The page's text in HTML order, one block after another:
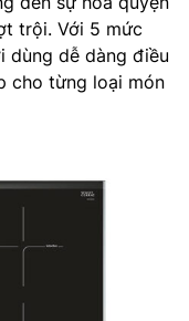
trội. Với 5 mức
dùng dễ dàng điều
cho từng loại món